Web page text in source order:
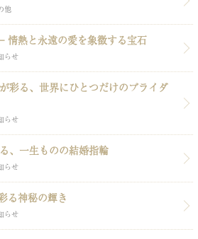
他
情熱と永遠の愛を象徴する宝石
らせ
彩る、世界にひとつだけのブライダ
らせ
、一生ものの結婚指輪
らせ
る神秘の輝き
らせ